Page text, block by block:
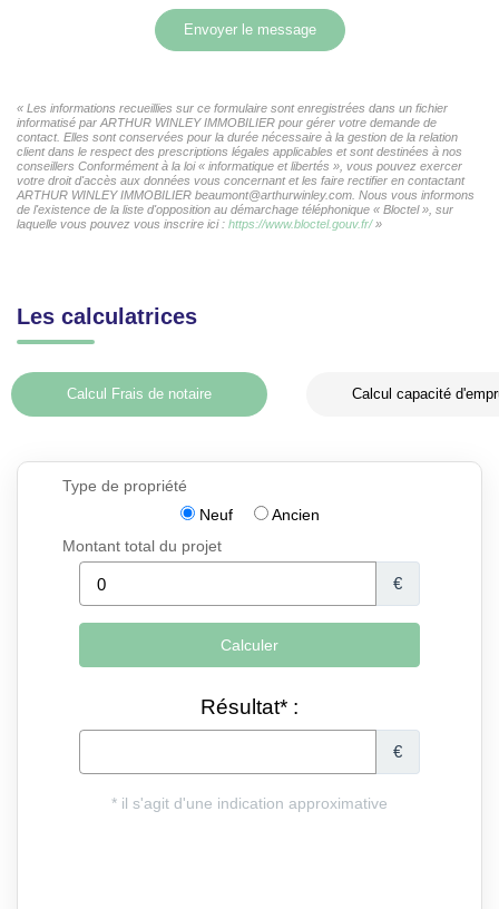
Envoyer le message
« Les informations recueillies sur ce formulaire sont enregistrées dans un fichier
informatisé par ARTHUR WINLEY IMMOBILIER pour gérer votre demande de
contact. Elles sont conservées pour la durée nécessaire à la gestion de la relation
client dans le respect des prescriptions légales applicables et sont destinées à nos
conseillers Conformément à la loi « informatique et libertés », vous pouvez exercer
votre droit d'accès aux données vous concernant et les faire rectifier en contactant
ARTHUR WINLEY IMMOBILIER beaumont@arthurwinley.com. Nous vous informons
de l'existence de la liste d'opposition au démarchage téléphonique « Bloctel », sur
laquelle vous pouvez vous inscrire ici : https://www.bloctel.gouv.fr/»
Les calculatrices
Calcul Frais de notaire Calcul capacité